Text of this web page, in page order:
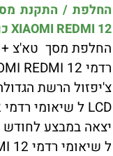
XIAOMI REDMI 12 כולל התקנה במקום !!!
רדמי XIAOMI REDMI 12 באיכות הטובה ביותר.
צ'יפזול הרשת
LCD ל שיאומי רדמי XIAOMI REDMI 12